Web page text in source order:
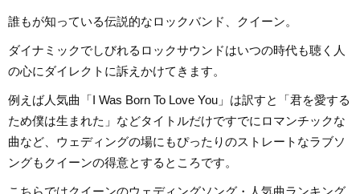
誰もが知っている伝説的なロックバンド、クイーン。
ダイナミックでしびれるロックサウンドはいつの時代も聴く人
の心にダイレクトに訴えかけてきます。
例えば人気曲「I Was Born To Love You」は訳すと「君を愛する
ため僕は生まれた」などタイトルだけですでにロマンチックな
曲など、ウェディングの場にもぴったりのストレートなラブソ
ングもクイーンの得意とするところです。